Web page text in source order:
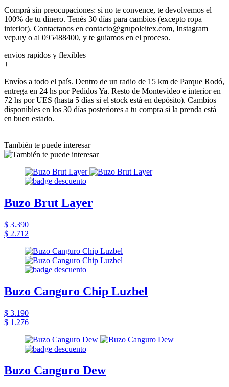
Comprá sin preocupaciones: si no te convence, te devolvemos el
100% de tu dinero. Tenés 30 días para cambios (excepto ropa
interior). Contactanos en contacto@grupoleitex.com, Instagram
vcp.uy o al 095488400, y te guiamos en el proceso.
envios rapidos y flexibles
+
Envíos a todo el país. Dentro de un radio de 15 km de Parque Rodó,
entrega en 24 hs por Pedidos Ya. Resto de Montevideo e interior en
72 hs por UES (hasta 5 días si el stock está en depósito). Cambios
disponibles en los 30 días posteriores a tu compra si la prenda está
en buen estado.
También te puede interesar
Buzo Brut Layer
$ 3.390
$ 2.712
Buzo Canguro Chip Luzbel
$ 3.190
$ 1.276
Buzo Canguro Dew